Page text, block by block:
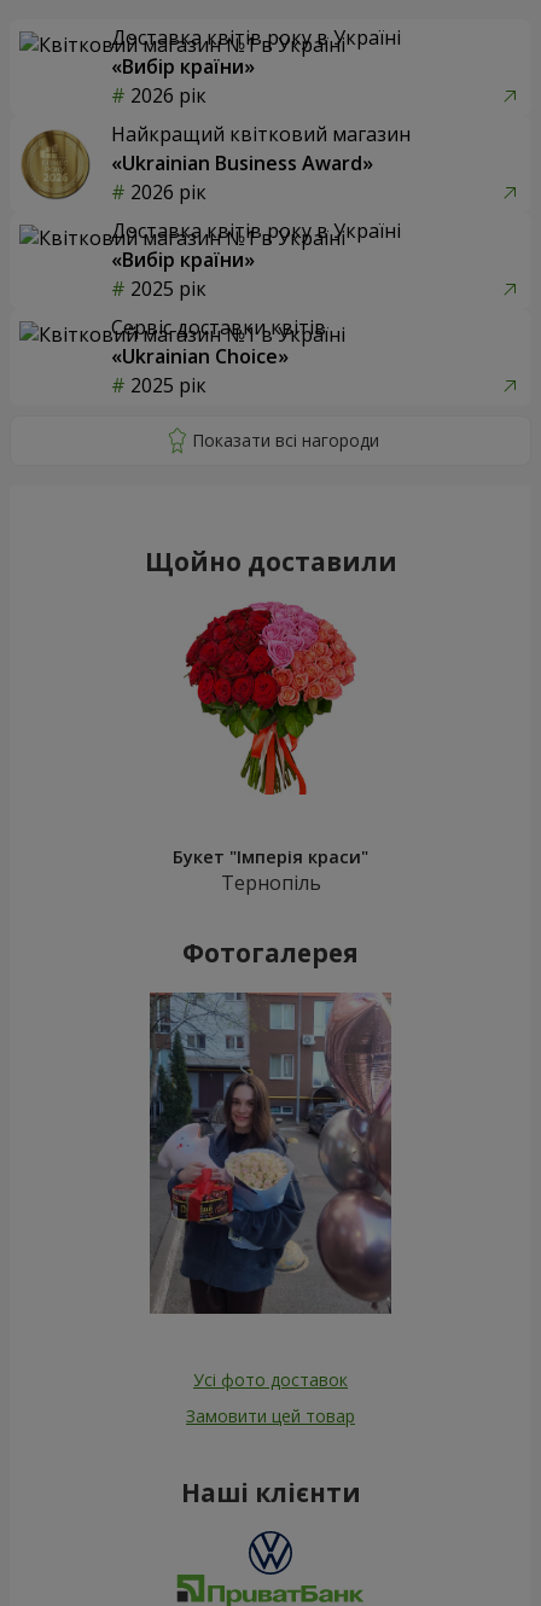
Доставка квітів року в Україні
«Вибір країни»
2026 рік
Найкращий квітковий магазин
«Ukrainian Business Award»
2026 рік
Доставка квітів року в Україні
«Вибір країни»
2025 рік
Сервіс доставки квітів
«Ukrainian Choice»
2025 рік
Щойно доставили
Букет "Імперія краси"
Тернопіль
Фотогалерея
Усі фото доставок
Замовити цей товар
Наші клієнти